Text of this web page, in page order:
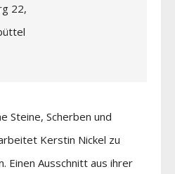
22,
Steine, Scherben und
Kerstin Nickel zu
Einen Ausschnitt aus ihrer